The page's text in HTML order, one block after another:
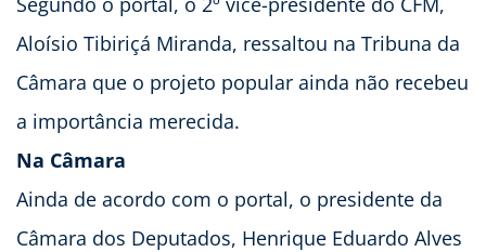
Aloísio Tibiriçá Miranda, ressaltou na Tribuna da
Câmara que o projeto popular ainda não recebeu
a importância merecida.
Na Câmara
Ainda de acordo com o portal, o presidente da
Câmara dos Deputados, Henrique Eduardo Alves